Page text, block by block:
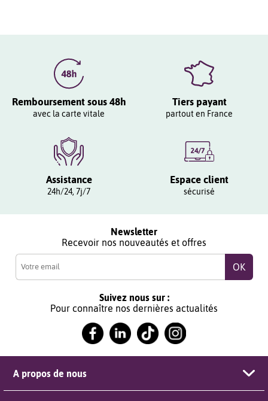
Remboursement sous 48h
avec la carte vitale
Tiers payant
partout en France
Assistance
24h/24, 7j/7
Espace client
sécurisé
Newsletter
Recevoir nos nouveautés et offres
Suivez nous sur :
Pour connaître nos dernières actualités
A propos de nous